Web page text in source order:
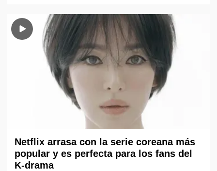
Netflix arrasa con la serie coreana más
popular y es perfecta para los fans del
K-drama